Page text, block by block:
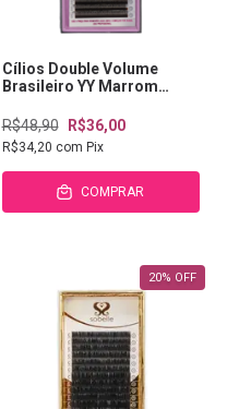
Cílios Double Volume
Brasileiro YY Marrom
R$48,90
R$36,00
R$34,20 com Pix
COMPRAR
20% OFF